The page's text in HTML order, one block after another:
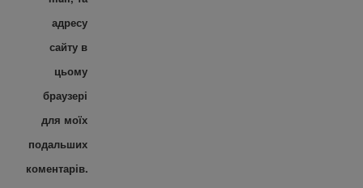
адресу
сайту в
цьому
браузері
для моїх
подальших
коментарів.